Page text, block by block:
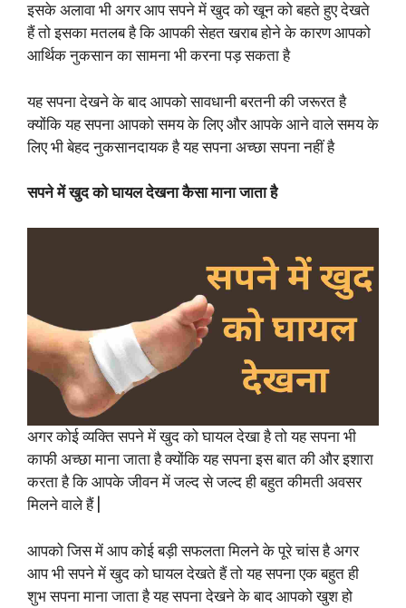
इसके अलावा भी अगर आप सपने में खुद को खून को बहते हुए देखते
हैं तो इसका मतलब है कि आपकी सेहत खराब होने के कारण आपको
आर्थिक नुकसान का सामना भी करना पड़ सकता है
यह सपना देखने के बाद आपको सावधानी बरतनी की जरूरत है
क्योंकि यह सपना आपको समय के लिए और आपके आने वाले समय के
लिए भी बेहद नुकसानदायक है यह सपना अच्छा सपना नहीं है
सपने में खुद को घायल देखना कैसा माना जाता है
अगर कोई व्यक्ति सपने में खुद को घायल देखा है तो यह सपना भी
काफी अच्छा माना जाता है क्योंकि यह सपना इस बात की और इशारा
करता है कि आपके जीवन में जल्द से जल्द ही बहुत कीमती अवसर
मिलने वाले हैं |
आपको जिस में आप कोई बड़ी सफलता मिलने के पूरे चांस है अगर
आप भी सपने में खुद को घायल देखते हैं तो यह सपना एक बहुत ही
शुभ सपना माना जाता है यह सपना देखने के बाद आपको खुश हो